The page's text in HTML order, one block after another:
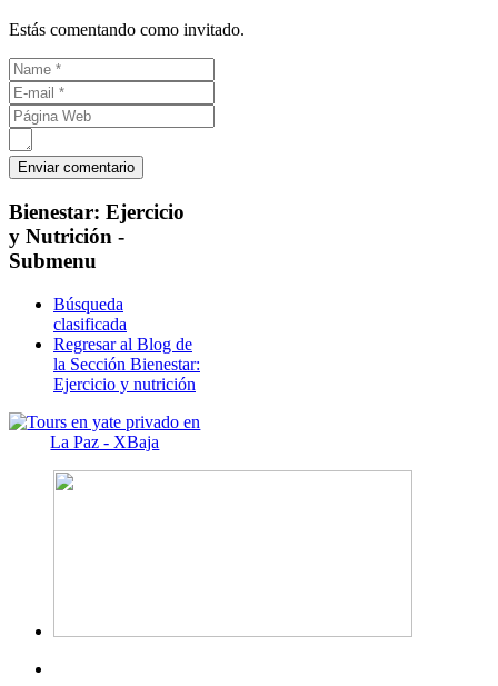
Estás comentando como invitado.
Bienestar: Ejercicio
y Nutrición -
Submenu
Búsqueda
clasificada
Regresar al Blog de
la Sección Bienestar:
Ejercicio y nutrición